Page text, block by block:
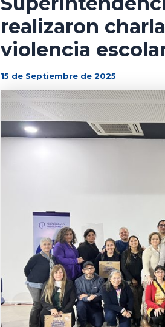
realizaron
violencia
15 de Septiembre de 2025